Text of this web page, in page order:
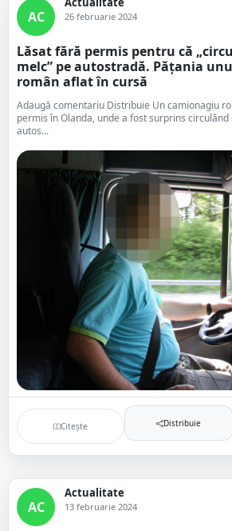
AC 26 februarie 2024
Lăsat fără permis pentru că
melc” pe autostradă. Pățania
român aflat în cursă
Adaugă comentariu Distribuie Un camionagiu
permis în Olanda, unde a fost surprins
autos...
Citește Distribuie
AC
Actualitate
13 februarie 2024